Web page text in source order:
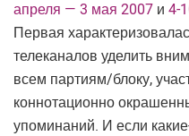
апреля — 3 мая 2007 и 4-
Первая
телеканалов уделить
всем партиям/блоку,
коннотационно
упоминаний. И если